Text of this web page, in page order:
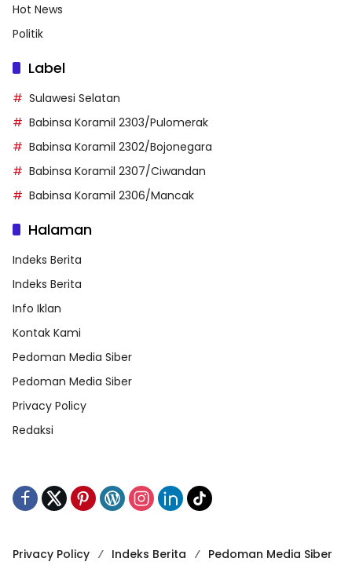
Hot News
Politik
Label
Sulawesi Selatan
Babinsa Koramil 2303/Pulomerak
Babinsa Koramil 2302/Bojonegara
Babinsa Koramil 2307/Ciwandan
Babinsa Koramil 2306/Mancak
Halaman
Indeks Berita
Indeks Berita
Info Iklan
Kontak Kami
Pedoman Media Siber
Pedoman Media Siber
Privacy Policy
Redaksi
Privacy Policy Indeks Berita Pedoman Media Siber